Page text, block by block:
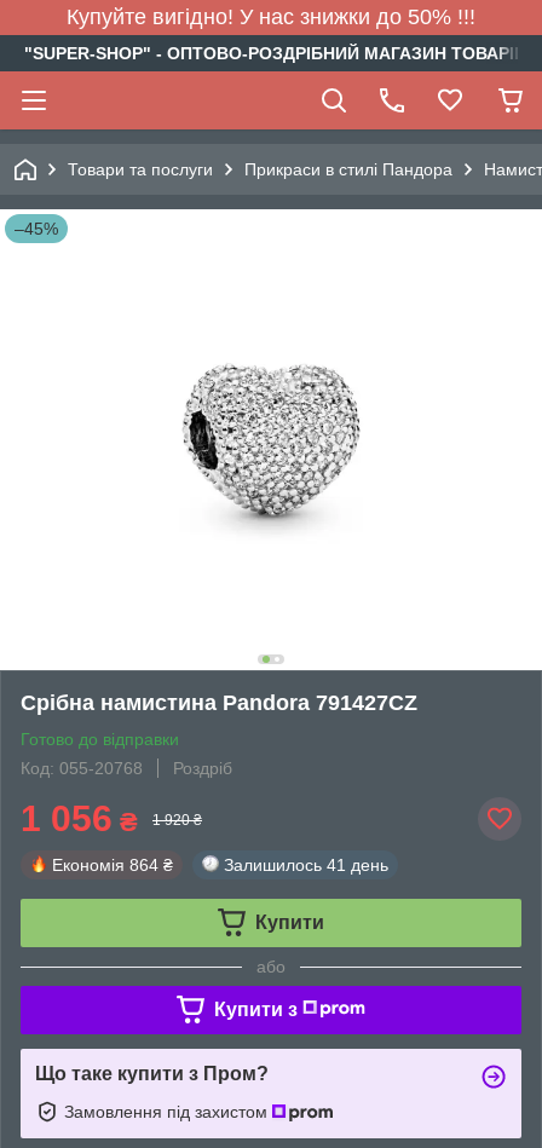
Купуйте вигідно! У нас знижки до 50% !!!
"SUPER-SHOP" - ОПТОВО-РОЗДРІБНИЙ МАГАЗИН
Товари та послуги Прикраси в стилі Пандора
–45%
Срібна намистина Pandora 791427CZ
Готово до відправки
Код: 055-20768
Роздріб
1 056 ₴ 1 920 ₴
Економія 864 ₴ Залишилось 41 день
Купити
або
Купити з
Що таке купити з Пром?
Замовлення під захистом